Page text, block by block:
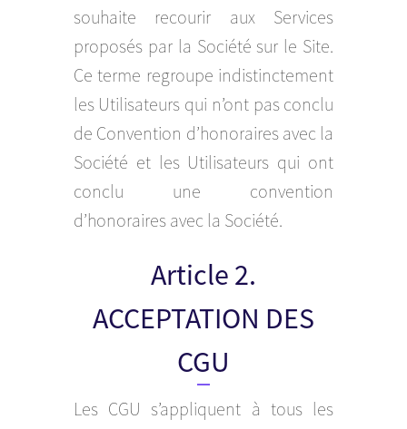
souhaite recourir aux Services
proposés par la Société sur le Site.
Ce terme regroupe indistinctement
les Utilisateurs qui n’ont pas conclu
de Convention d’honoraires avec la
Société et les Utilisateurs qui ont
conclu une convention
d’honoraires avec la Société.
Article 2.
ACCEPTATION DES
CGU
Les CGU s’appliquent à tous les